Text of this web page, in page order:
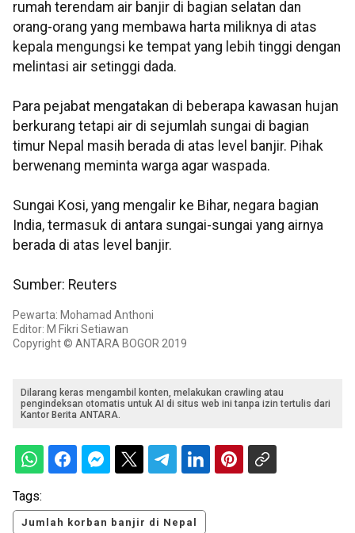
rumah terendam air banjir di bagian selatan dan
orang-orang yang membawa harta miliknya di atas
kepala mengungsi ke tempat yang lebih tinggi dengan
melintasi air setinggi dada.
Para pejabat mengatakan di beberapa kawasan hujan
berkurang tetapi air di sejumlah sungai di bagian
timur Nepal masih berada di atas level banjir. Pihak
berwenang meminta warga agar waspada.
Sungai Kosi, yang mengalir ke Bihar, negara bagian
India, termasuk di antara sungai-sungai yang airnya
berada di atas level banjir.
Sumber: Reuters
Pewarta: Mohamad Anthoni
Editor: M Fikri Setiawan
Copyright © ANTARA BOGOR 2019
Dilarang keras mengambil konten, melakukan crawling atau
pengindeksan otomatis untuk AI di situs web ini tanpa izin tertulis dari
Kantor Berita ANTARA.
Tags:
Jumlah korban banjir di Nepal